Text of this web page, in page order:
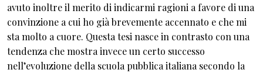
avuto inoltre il merito di indicarmi ragioni a favore di una
convinzione a cui ho già brevemente accennato e che mi
sta molto a cuore. Questa tesi nasce in contrasto con una
tendenza che mostra invece un certo successo
nell’evoluzione della scuola pubblica italiana secondo la